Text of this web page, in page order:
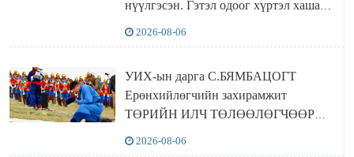
нүүлгэсэн. Гэтэл одоог хүртэл хашаа
2026-08-06
УИХ-ын дарга С.БЯМБАЦОГТ
Ерөнхийлөгчийн захирамжит
ТӨРИЙН ИЛЧ ТӨЛӨӨЛӨГЧӨӨР
2026-08-06